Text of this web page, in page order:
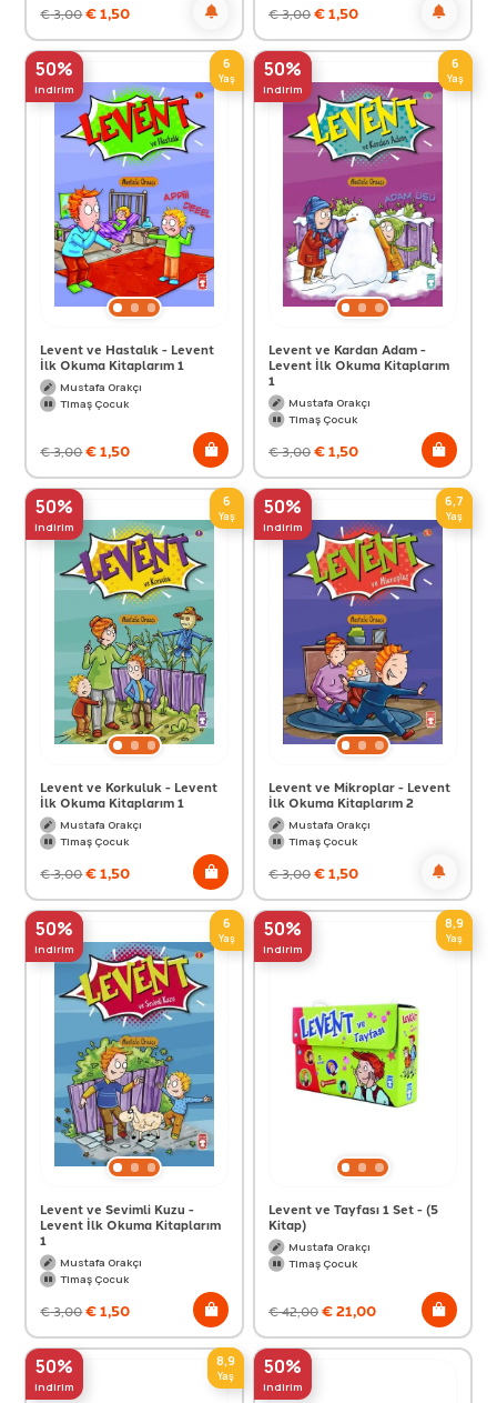
€3,00€1,50 €3,00€1,50
50%
indirim
6
Yaş
Levent ve Hastalık - Levent
İlk Okuma Kitaplarım 1
Mustafa Orakçı
Timaş Çocuk
€3,00€1,50
50%
indirim
6
Yaş
Levent ve Kardan Adam -
Levent İlk Okuma Kitaplarım
1
Mustafa Orakçı
Timaş Çocuk
€3,00€1,50
50%
indirim
6
Yaş
Levent ve Korkuluk - Levent
İlk Okuma Kitaplarım 1
Mustafa Orakçı
Timaş Çocuk
€3,00€1,50
50%
indirim
6,7
Yaş
Levent ve Mikroplar - Levent
İlk Okuma Kitaplarım 2
Mustafa Orakçı
Timaş Çocuk
€3,00€1,50
50%
indirim
6
Yaş
Levent ve Sevimli Kuzu -
Levent İlk Okuma Kitaplarım
1
Mustafa Orakçı
Timaş Çocuk
€3,00€1,50
50%
indirim
8,9
Yaş
Levent ve Tayfası 1 Set - (5
Kitap)
Mustafa Orakçı
Timaş Çocuk
€42,00€21,00
50%
indirim
8,9
Yaş 50%
indirim